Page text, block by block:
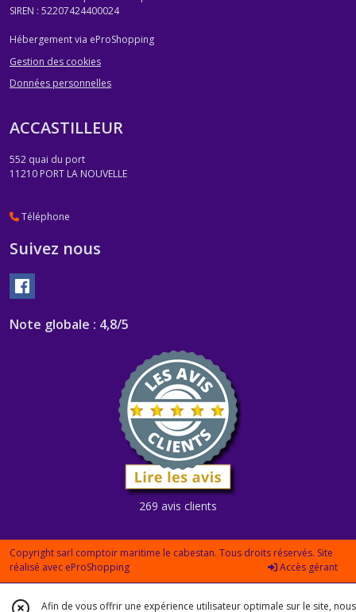
SIREN : 52207424400024
Hébergement via eProShopping
Gestion des cookies
Données personnelles
ACCASTILLEUR
552 quai du port
11210 PORT LA NOUVELLE
Téléphone
Suivez nous
Note globale : 4,8/5
269 avis clients
Copyright sarl comptoir maritime le cabestan. Tous droits réservés. Site
réalisé avec eProShopping Accès gérant
Afin de vous offrir une expérience utilisateur optimale sur le site, nous